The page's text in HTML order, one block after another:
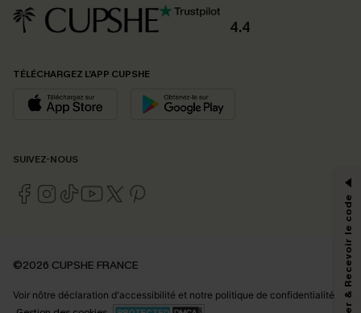
4.4
TÉLÉCHARGEZ L’APP CUPSHE
SUIVEZ-NOUS
©2026 CUPSHE FRANCE
Voir nôtre déclaration d'accessibilité et notre politique de confidentialité.
*Un code par commande, valable une seule fois.
marketing (y compris du contenu généré par l'IA) de Cupshe et
pouvons utiliser les données collectées sur notre site ainsi que des
technologies de suivi, telles que des pixels intégrés à nos e-mails, afin de
S'abonner & Recevoir le code